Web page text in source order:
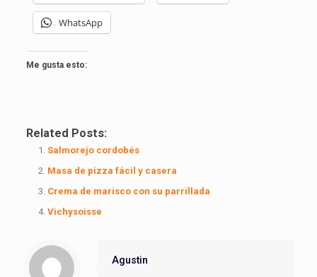
WhatsApp
Me gusta esto:
Related Posts:
Salmorejo cordobés
Masa de pizza fácil y casera
Crema de marisco con su parrillada
Vichysoisse
Agustin